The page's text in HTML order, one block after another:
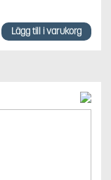
Lägg till i varukorg